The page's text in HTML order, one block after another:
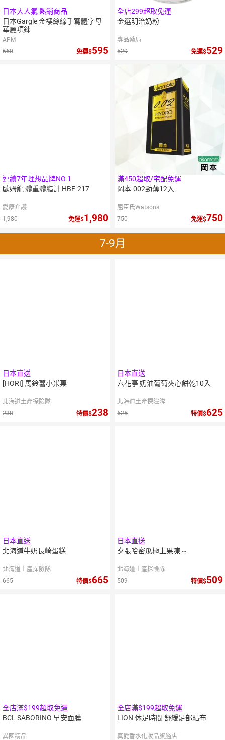
日本大人氣 熱銷商品
日本Gargle 金褸絲線手寫體字母
華麗項鍊
APM
660
免運 595
全店299超取免運
金選明治奶粉
專品藥局
529
免運 529
連續7年理想品牌NO.1
歐姆龍 體重體脂計 HBF-217
愛康介護
1,980
免運 1,980
滿450超取/宅配免運
岡本-002勁薄12入
屈臣氏Watsons
750
免運 750
7-9月
日本直送
[HORI] 馬鈴薯小米菓
北海道土產探險隊
238
特價 238
日本直送
六花亭 奶油葡萄夾心餅乾10入
北海道土產探險隊
625
特價 625
日本直送
北海道牛奶長崎蛋糕
北海道土產探險隊
665
特價 665
日本直送
夕張哈密瓜極上果凍 ~
北海道土產探險隊
509
特價 509
全店滿$199超取免運
BCL SABORINO 早安面膜
異國精品
全店滿$199超取免運
LION 休足時間 舒緩足部貼布
真愛香水化妝品旗艦店